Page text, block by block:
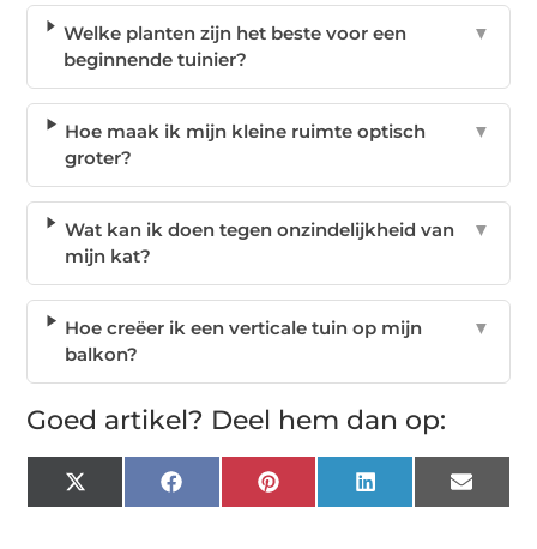
Welke planten zijn het beste voor een
beginnende tuinier?
▼
Hoe maak ik mijn kleine ruimte optisch
groter?
▼
Wat kan ik doen tegen onzindelijkheid van
mijn kat?
▼
Hoe creëer ik een verticale tuin op mijn
balkon?
▼
Goed artikel? Deel hem dan op:
X
(Twitter)
FacebookPinterest LinkedIn Email